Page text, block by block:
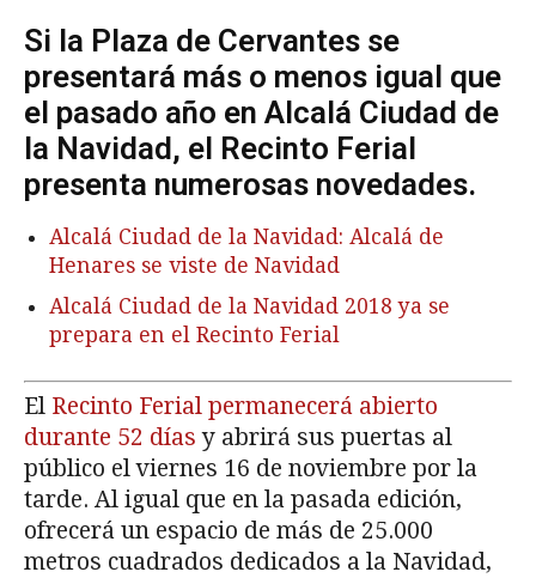
Si la Plaza de Cervantes se
presentará más o menos igual que
el pasado año en Alcalá Ciudad de
la Navidad, el Recinto Ferial
presenta numerosas novedades.
Alcalá Ciudad de la Navidad: Alcalá de
Henares se viste de Navidad
Alcalá Ciudad de la Navidad 2018 ya se
prepara en el Recinto Ferial
El Recinto Ferial permanecerá abierto
durante 52 días y abrirá sus puertas al
público el viernes 16 de noviembre por la
tarde. Al igual que en la pasada edición,
ofrecerá un espacio de más de 25.000
metros cuadrados dedicados a la Navidad,